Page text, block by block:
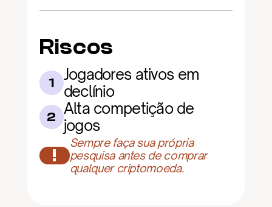
Riscos
1
Jogadores ativos em
declínio
2 Alta competição de
jogos
!
Sempre faça sua própria
pesquisa antes de comprar
qualquer criptomoeda.